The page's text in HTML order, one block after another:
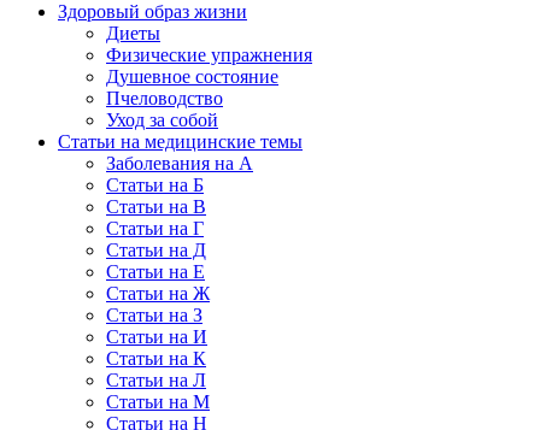
Здоровый образ жизни
Диеты
Физические упражнения
Душевное состояние
Пчеловодство
Уход за собой
Статьи на медицинские темы
Заболевания на А
Статьи на Б
Статьи на В
Статьи на Г
Статьи на Д
Статьи на Е
Статьи на Ж
Статьи на З
Статьи на И
Статьи на К
Статьи на Л
Статьи на М
Статьи на Н